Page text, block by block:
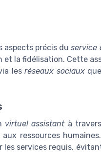
aspects précis duservice
la fidélisation. Cette
lesréseaux sociauxque
virtuel assistantà
ressources
services requis,